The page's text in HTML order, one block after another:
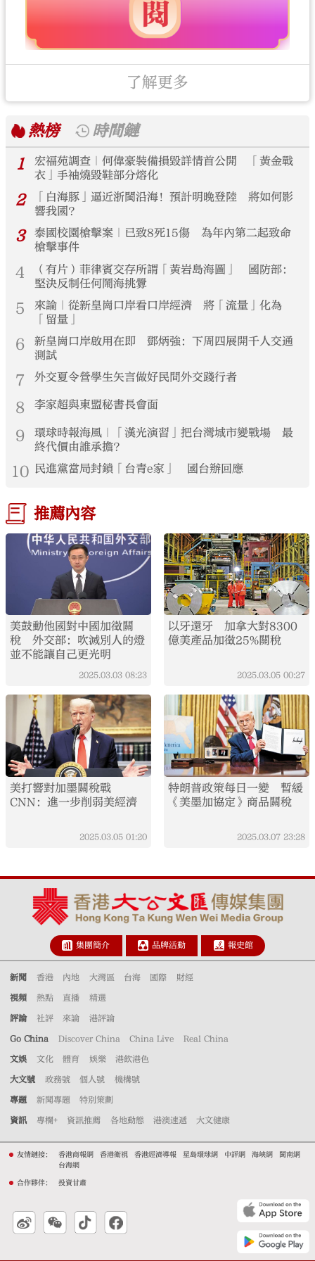
了解更多
熱榜
時間鏈
1
宏福苑調查｜何偉豪裝備損毀詳情首公開 「黃金戰
衣」手袖燒毀鞋部分熔化
2
「白海豚」逼近浙閩沿海！預計明晚登陸 將如何影
響我國？
3
泰國校園槍擊案｜已致8死15傷 為年內第二起致命
槍擊事件
4
（有片）菲律賓交存所謂「黃岩島海圖」 國防部：
堅決反制任何鬧海挑釁
5
來論｜從新皇崗口岸看口岸經濟 將「流量」化為
「留量」
6
新皇崗口岸啟用在即 鄧炳強：下周四展開千人交通
測試
7 外交夏令營學生矢言做好民間外交踐行者
8 李家超與東盟秘書長會面
9
環球時報海風｜「漢光演習」把台灣城市變戰場 最
終代價由誰承擔？
10 民進黨當局封鎖「台青e家」 國台辦回應
推薦內容
美鼓動他國對中國加徵關
稅 外交部：吹滅別人的燈
並不能讓自己更光明
2025.03.03 08:23
以牙還牙 加拿大對8300
億美產品加徵25%關稅
2025.03.05 00:27
美打響對加墨關稅戰
CNN：進一步削弱美經濟
2025.03.05 01:20
特朗普政策每日一變 暫緩
《美墨加協定》商品關稅
2025.03.07 23:28
集團簡介 品牌活動 報史館
新聞 香港 內地 大灣區 台海 國際 財經
視頻 熱點 直播 精選
評論 社評 來論 港評論
Go China Discover China China Live Real China
文娛 文化 體育 娛樂 港飲港色
大文號 政務號 個人號 機構號
專題 新聞專題 特別策劃
資訊 專欄+ 資訊推薦 各地動態 港澳速遞 大文健康
友情鏈接： 香港商報網 香港衛視 香港經濟導報 星島環球網 中評網 海峽網
閩南網
台海網
合作夥伴： 投資甘肅